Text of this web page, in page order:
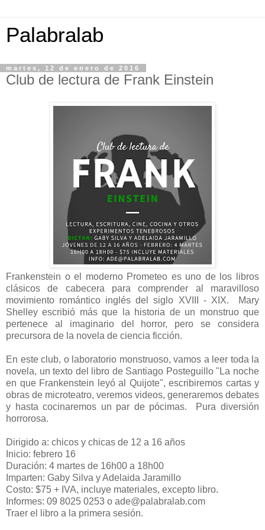
Palabralab
martes, 12 de enero de 2016
Club de lectura de Frank Einstein
Frankenstein o el moderno Prometeo es uno de los libros
clásicos de cabecera para comprender al maravilloso
movimiento romántico inglés del siglo XVIII - XIX. Mary
Shelley escribió más que la historia de un monstruo que
pertenece al imaginario del horror, pero se considera
precursora de la novela de ciencia ficción.
En este club, o laboratorio monstruoso, vamos a leer toda la
novela, un texto del libro de Santiago Posteguillo "La noche
en que Frankenstein leyó al Quijote", escribiremos cartas y
obras de microteatro, veremos videos, generaremos debates
y hasta cocinaremos un par de pócimas. Pura diversión
horrorosa.
Dirigido a: chicos y chicas de 12 a 16 años
Inicio: febrero 16
Duración: 4 martes de 16h00 a 18h00
Imparten: Gaby Silva y Adelaida Jaramillo
Costo: $75 + IVA, incluye materiales, excepto libro.
Informes: 09 8025 0253 o ade@palabralab.com
Traer el libro a la primera sesión.